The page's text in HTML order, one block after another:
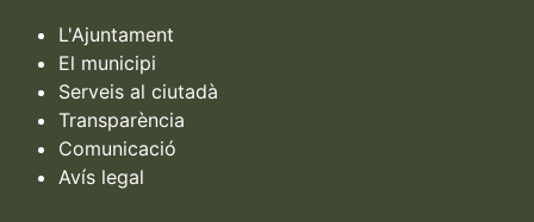
L'Ajuntament
El municipi
Serveis al ciutadà
Transparència
Comunicació
Avís legal